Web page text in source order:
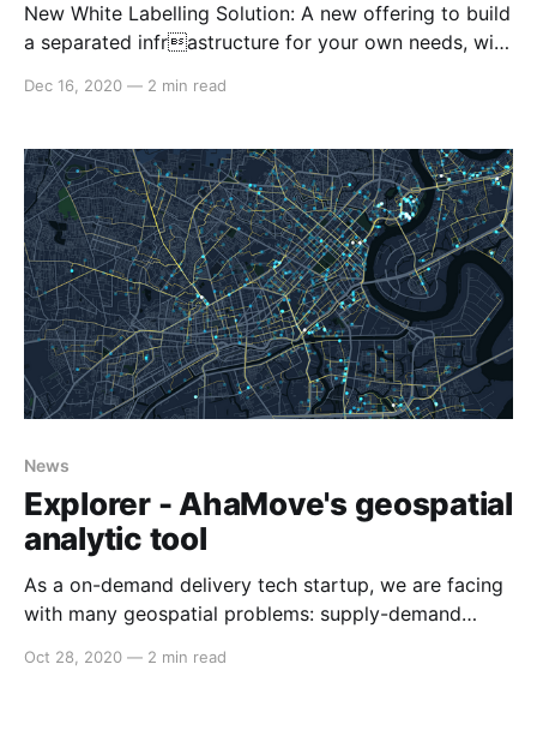
New White Labelling Solution: A new offering to build
a separated infrastructure for your own needs, with
stops, will open all exclusive features such as
and branded driver app. The offering also helps to
customize your
Dec 16, 2020 — 2 min read
News
Explorer - AhaMove's geospatial
analytic tool
As a on-demand delivery tech startup, we are facing
with many geospatial problems: supply-demand
expansion, live tracking, etc... And while we already
Oct 28, 2020 — 2 min read